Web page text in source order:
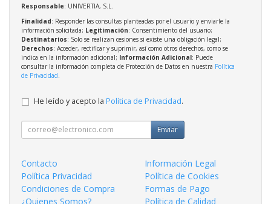
Responsable: UNIVERTIA, S.L.
Finalidad: Responder las consultas planteadas por el usuario y enviarle la
información solicitada; Legitimación: Consentimiento del usuario;
Destinatarios: Solo se realizan cesiones si existe una obligación legal;
Derechos: Acceder, rectificar y suprimir, así como otros derechos, como se
indica en la información adicional; Información Adicional: Puede
consultar la información completa de Protección de Datos en nuestra Política
de Privacidad
He leído y acepto la Política de Privacidad.
Enviar
Contacto
Información Legal
Política Privacidad
Política de Cookies
Condiciones de Compra
Formas de Pago
¿Quienes Somos?
Política de Calidad